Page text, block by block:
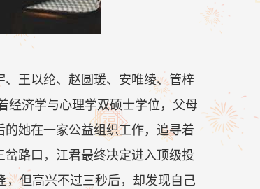
王以纶、赵圆瑗、安唯绫、管梓
经济学与心理学双硕士学位，父母
她在一家公益组织工作，追寻着
路口，江君最终决定进入顶级投
但高兴不过三秒后，却发现自己